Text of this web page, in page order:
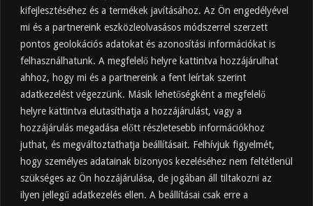
kifejlesztéséhez és a termékek javításához. Az Ön engedélyével
mi és a partnereink eszközleolvasásos módszerrel szerzett
pontos geolokációs adatokat és azonosítási információkat is
felhasználhatunk. A megfelelő helyre kattintva hozzájárulhat
ahhoz, hogy mi és a partnereink a fent leírtak szerint
adatkezelést végezzünk. Másik lehetőségként a megfelelő
helyre kattintva elutasíthatja a hozzájárulást, vagy a
hozzájárulás megadása előtt részletesebb információkhoz
juthat, és megváltoztathatja beállításait. Felhívjuk figyelmét,
hogy személyes adatainak bizonyos kezeléséhez nem feltétlenül
szükséges az Ön hozzájárulása, de jogában áll tiltakozni az
ilyen jellegű adatkezelés ellen. A beállításai csak erre a
Almaecet mire jó? 21 gyakori felhasználási
terület
2025.10.31.
Almaecet fogyasztása: mikor, mennyit, mivel
hígítva?
2025.10.30.
Almaecet hatása a szervezetre –
Mit mond a kutatás?
2025.10.15.
Almaecet – Teljes útmutató:
hatások, felhasználás, kockázatok,
beszerzés